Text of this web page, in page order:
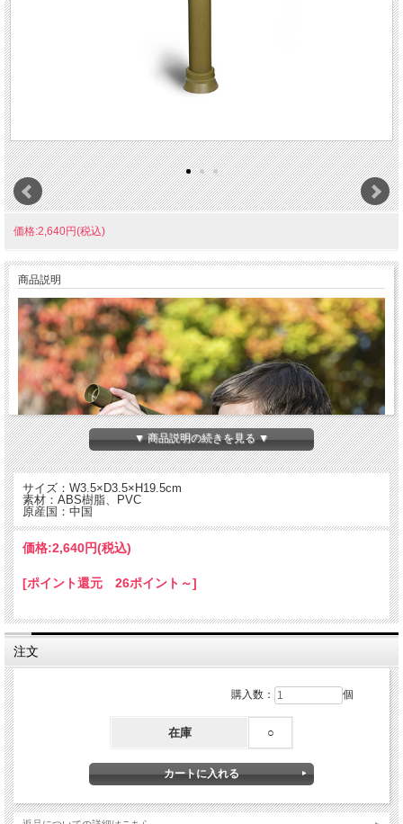
価格:2,640円(税込)
商品説明
接眼レンズを覗き込み、 倍率を調整して画像を焦点を合わせます。
▼ 商品説明の続きを見る ▼
サイズ：W3.5×D3.5×H19.5cm
素材：ABS樹脂、PVC
原産国：中国
価格:2,640円(税込)
[ポイント還元 26ポイント～]
注文
購入数： 個
在庫 ○